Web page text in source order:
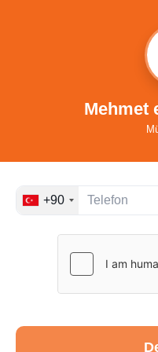
Mehmet
+90